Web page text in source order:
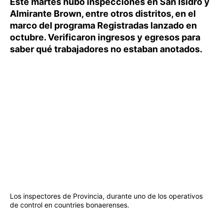
Almirante Brown, entre otros distritos, en el
marco del programa Registradas lanzado en
octubre. Verificaron ingresos y egresos para
saber qué trabajadores no estaban anotados.
Los inspectores de Provincia, durante uno de los operativos
de control en countries bonaerenses.